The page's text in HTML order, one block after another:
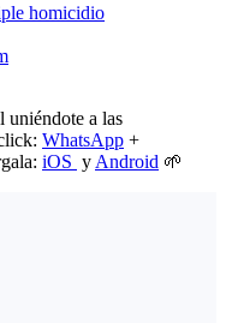
homicidio
uniéndote a las
WhatsApp +
iOS y Android 🌱